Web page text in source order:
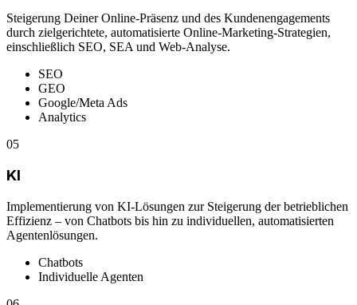
Steigerung Deiner Online-Präsenz und des Kundenengagements
durch zielgerichtete, automatisierte Online-Marketing-Strategien,
einschließlich SEO, SEA und Web-Analyse.
SEO
GEO
Google/Meta Ads
Analytics
05
KI
Implementierung von KI-Lösungen zur Steigerung der betrieblichen
Effizienz – von Chatbots bis hin zu individuellen, automatisierten
Agentenlösungen.
Chatbots
Individuelle Agenten